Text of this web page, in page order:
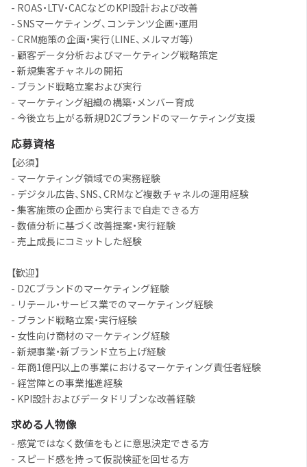
- ROAS・LTV・CACなどのKPI設計および改善
- SNSマーケティング、コンテンツ企画・運用
- CRM施策の企画・実行（LINE、メルマガ等）
- 顧客データ分析およびマーケティング戦略策定
- 新規集客チャネルの開拓
- ブランド戦略立案および実行
- マーケティング組織の構築・メンバー育成
- 今後立ち上がる新規D2Cブランドのマーケティング支援
応募資格
【必須】
- マーケティング領域での実務経験
- デジタル広告、SNS、CRMなど複数チャネルの運用経験
- 集客施策の企画から実行まで自走できる方
- 数値分析に基づく改善提案・実行経験
- 売上成長にコミットした経験
【歓迎】
- D2Cブランドのマーケティング経験
- リテール・サービス業でのマーケティング経験
- ブランド戦略立案・実行経験
- 女性向け商材のマーケティング経験
- 新規事業・新ブランド立ち上げ経験
- 年商1億円以上の事業におけるマーケティング責任者経験
- 経営陣との事業推進経験
- KPI設計およびデータドリブンな改善経験
求める人物像
- 感覚ではなく数値をもとに意思決定できる方
- スピード感を持って仮説検証を回せる方